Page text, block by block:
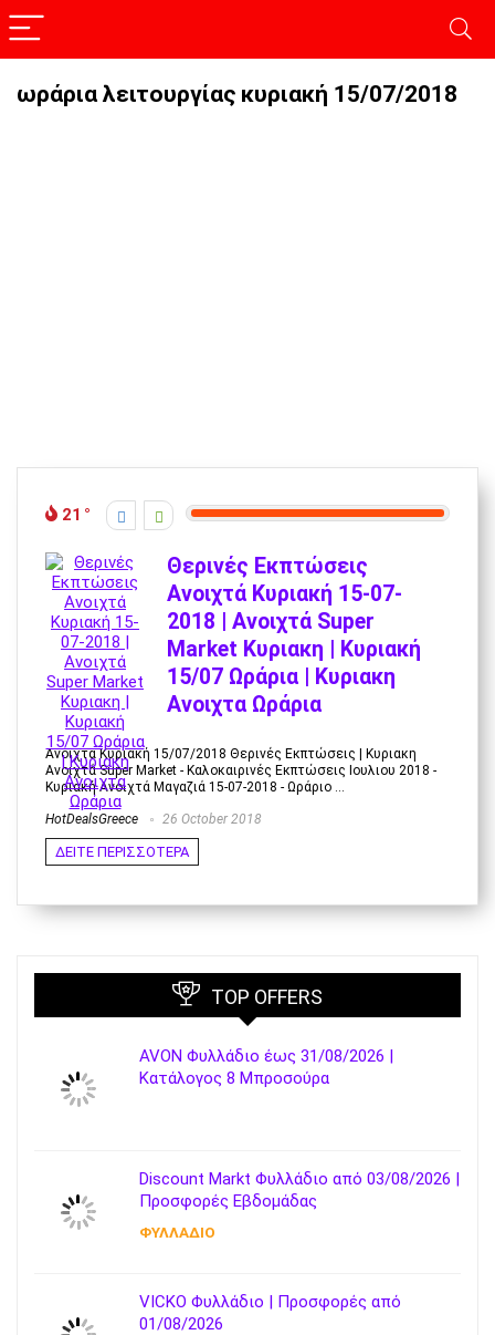
ωράρια λειτουργίας κυριακή 15/07/2018
21
Θερινές Εκπτώσεις
Ανοιχτά Κυριακή 15-07-
2018 | Ανοιχτά Super
Market Κυριακη | Κυριακή
15/07 Ωράρια | Κυριακη
Ανοιχτα Ωράρια
Ανοιχτα Κυριακή 15/07/2018 Θερινές Εκπτώσεις | Κυριακη
Ανοιχτά Super Market - Καλοκαιρινές Εκπτώσεις Ιουλιου 2018 -
Κυριακή Ανοιχτά Μαγαζιά 15-07-2018 - Ωράριο ...
HotDealsGreece 26 October 2018
ΔΕΙΤΕ ΠΕΡΙΣΣΟΤΕΡΑ
TOP OFFERS
AVON Φυλλάδιο έως 31/08/2026 |
Κατάλογος 8 Μπροσούρα
Discount Markt Φυλλάδιο από 03/08/2026 |
Προσφορές Εβδομάδας
ΦΥΛΛΑΔΙΟ
VICKO Φυλλάδιο | Προσφορές από
01/08/2026